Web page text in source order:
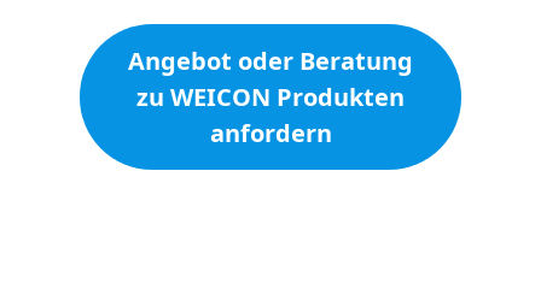
Angebot oder Beratung
zu WEICON Produkten
anfordern